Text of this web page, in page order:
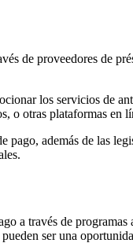
de proveedores de
los servicios de
o otras plataformas en
pago, además de las
a través de
ser una